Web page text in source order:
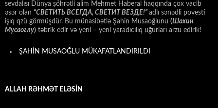
sevdalısı Dünya şöhrətli alim Mehmet Haberal haqqında çox vacib
əsər olan “СВЕТИТЬ ВСЕГДА, СВЕТИТ ВЕЗДЕ!” adlı sənədli povesti
işıq qzü görmüşdür. Bu münasibətlə Şahin Musaoğlunu (Шахин
Мусаоглу) təbrik edir və yeni – yeni yaradıcılıq uğurları arzu edirik!
ŞAHİN MUSAOĞLU MÜKAFATLANDIRILDI
ALLAH RƏHMƏT ELƏSİN